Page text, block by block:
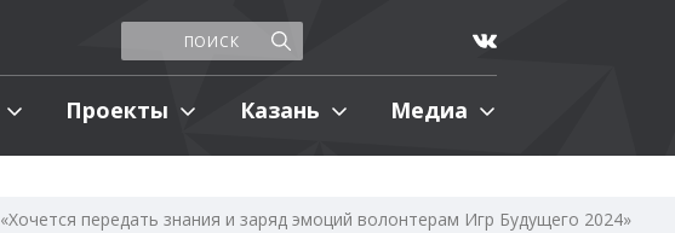
Проекты Казань Медиа
«Хочется передать знания и заряд эмоций волонтерам Игр Будущего 2024»